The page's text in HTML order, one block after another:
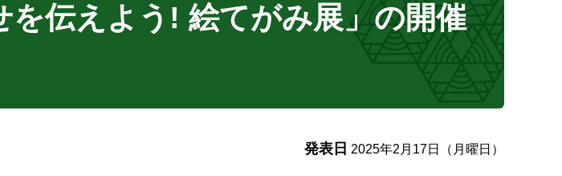
伝えよう! 絵てがみ展」の開催
発表日 2025年2月17日（月曜日）